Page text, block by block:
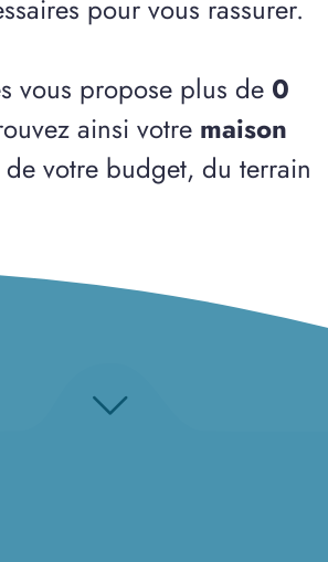
pour vous rassurer.
vous propose plus de 0
ainsi votre maison
votre budget, du terrain